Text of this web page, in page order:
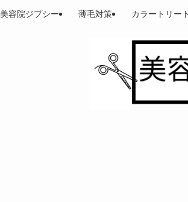
美容院ジプシー 薄毛対策 カラートリー